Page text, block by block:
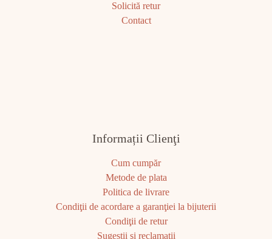
Solicită retur
Contact
Informații Clienţi
Cum cumpăr
Metode de plata
Politica de livrare
Condiţii de acordare a garanţiei la bijuterii
Condiţii de retur
Sugestii şi reclamaţii